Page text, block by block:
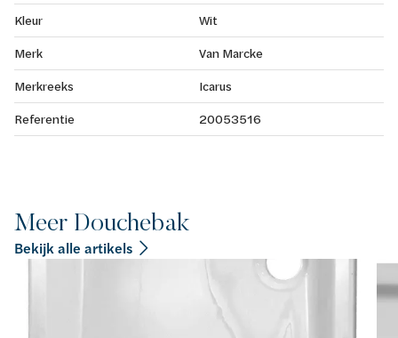
Kleur
Wit
Merk
Van Marcke
Merkreeks
Icarus
Referentie
20053516
Meer Douchebak
Bekijk alle artikels